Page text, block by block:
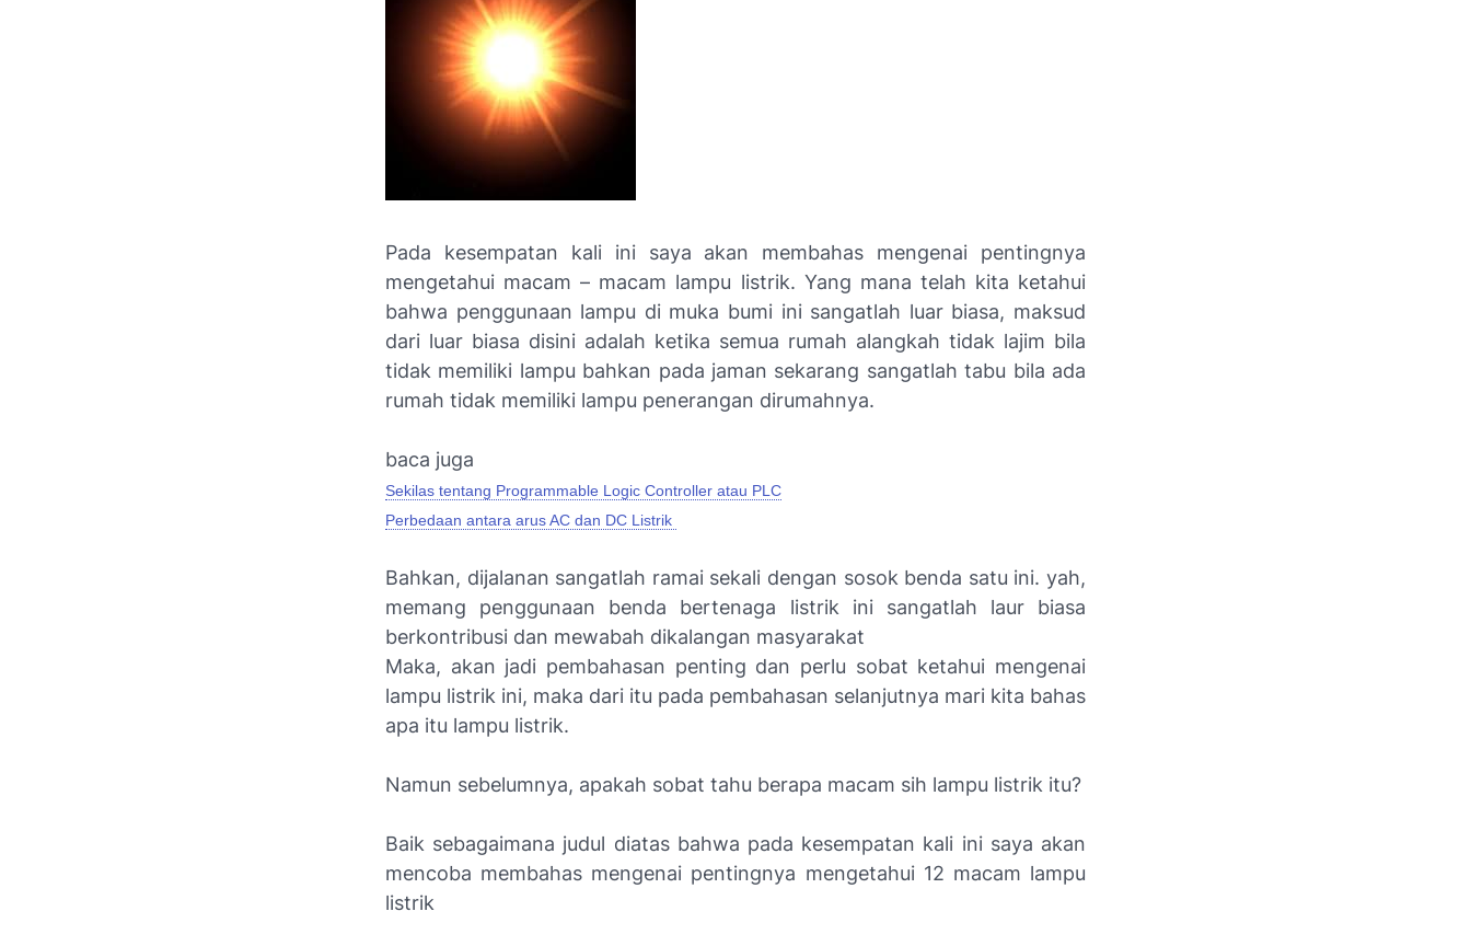
Pada kesempatan kali ini saya akan membahas mengenai pentingnya
mengetahui macam – macam lampu listrik. Yang mana telah kita ketahui
bahwa penggunaan lampu di muka bumi ini sangatlah luar biasa, maksud
dari luar biasa disini adalah ketika semua rumah alangkah tidak lajim bila
tidak memiliki lampu bahkan pada jaman sekarang sangatlah tabu bila ada
rumah tidak memiliki lampu penerangan dirumahnya.
baca juga
Sekilas tentang Programmable Logic Controller atau PLC
Perbedaan antara arus AC dan DC Listrik
Bahkan, dijalanan sangatlah ramai sekali dengan sosok benda satu ini. yah,
memang penggunaan benda bertenaga listrik ini sangatlah laur biasa
berkontribusi dan mewabah dikalangan masyarakat
Maka, akan jadi pembahasan penting dan perlu sobat ketahui mengenai
lampu listrik ini, maka dari itu pada pembahasan selanjutnya mari kita bahas
apa itu lampu listrik.
Namun sebelumnya, apakah sobat tahu berapa macam sih lampu listrik itu?
Baik sebagaimana judul diatas bahwa pada kesempatan kali ini saya akan
mencoba membahas mengenai pentingnya mengetahui 12 macam lampu
listrik